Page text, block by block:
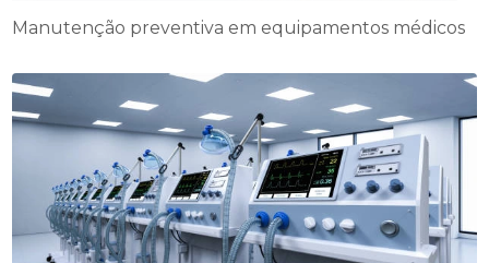
Manutenção preventiva em equipamentos médicos